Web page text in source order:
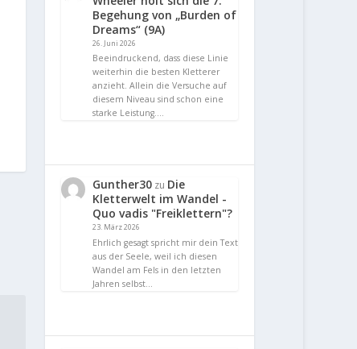
Begehung von „Burden of
Dreams“ (9A)
26. Juni 2026
Beeindruckend, dass diese Linie
weiterhin die besten Kletterer
anzieht. Allein die Versuche auf
diesem Niveau sind schon eine
starke Leistung.…
Gunther30 zu Die
Kletterwelt im Wandel -
Quo vadis "Freiklettern"?
23. März 2026
Ehrlich gesagt spricht mir dein Text
aus der Seele, weil ich diesen
Wandel am Fels in den letzten
Jahren selbst…